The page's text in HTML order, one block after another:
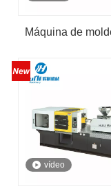
Máquina de
vídeo